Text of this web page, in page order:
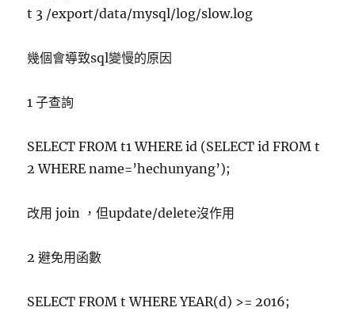
t 3 /export/data/mysql/log/slow.log
幾個會導致sql變慢的原因
1 子查詢
SELECT FROM t1 WHERE id (SELECT id FROM t
2 WHERE name=’hechunyang’);
改用 join ，但update/delete沒作用
2 避免用函數
SELECT FROM t WHERE YEAR(d) >= 2016;